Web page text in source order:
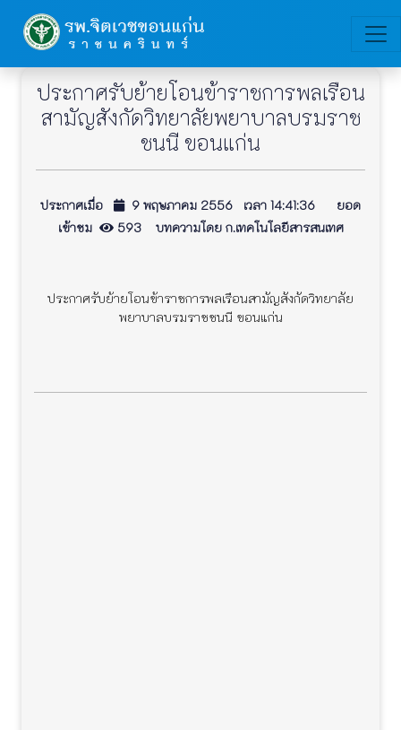
ประกาศรับย้ายโอนข้าราชการพลเรือน
สามัญสังกัดวิทยาลัยพยาบาลบรมราช
ชนนี ขอนแก่น
ประกาศเมื่อ
9 พฤษภาคม 2556 เวลา 14:41:36 ยอด
เข้าชม
593 บทความโดย ก.เทคโนโลยีสารสนเทศ
ประกาศรับย้ายโอนข้าราชการพลเรือนสามัญสังกัดวิทยาลัย
พยาบาลบรมราชชนนี ขอนแก่น